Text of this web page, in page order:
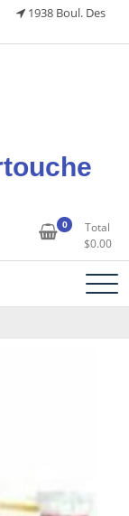
1938 Boul. Des
0
Total
$0.00